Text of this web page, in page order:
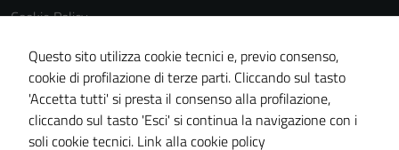
Cookie Policy
Note legali
Dichiarazione di accessibilità
Piano di miglioramento del sito
Meccanismo di feedback
Questo sito utilizza cookie tecnici e, previo consenso,
cookie di profilazione di terze parti. Cliccando sul tasto
'Accetta tutti' si presta il consenso alla profilazione,
cliccando sul tasto 'Esci' si continua la navigazione con i
soli cookie tecnici. Link alla cookie policy